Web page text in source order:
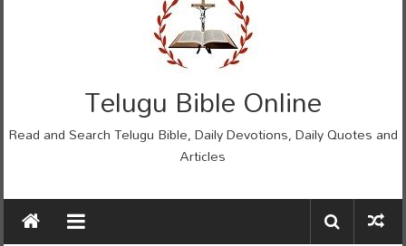
Telugu Bible Online
Read and Search Telugu Bible, Daily Devotions, Daily Quotes and
Articles